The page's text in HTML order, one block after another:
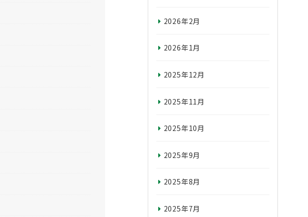
2026年2月
2026年1月
2025年12月
2025年11月
2025年10月
2025年9月
2025年8月
2025年7月